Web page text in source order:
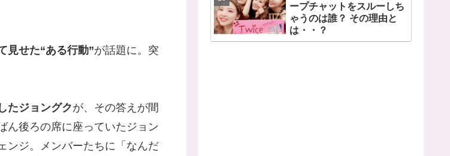
見せた“ある行動”が話題に。突
たジョングクが、その答えが間
ん後ろの席に座っていたジョン
ンジ。メンバーたちに「なんだ
ープチャットをスルーしち
ゃうのは誰？ その理由と
は・・？